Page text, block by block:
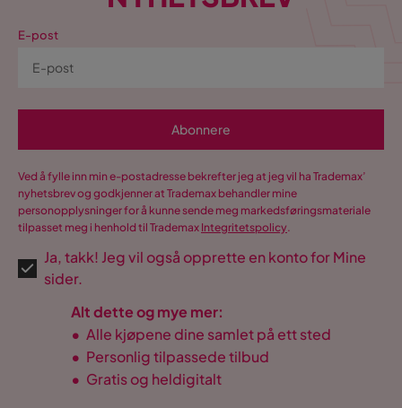
E-post
Abonnere
Ved å fylle inn min e-postadresse bekrefter jeg at jeg vil ha Trademax’
nyhetsbrev og godkjenner at Trademax behandler mine
personopplysninger for å kunne sende meg markedsføringsmateriale
tilpasset meg i henhold til Trademax Integritetspolicy.
Ja, takk! Jeg vil også opprette en konto for Mine
sider.
Alt dette og mye mer:
• Alle kjøpene dine samlet på ett sted
• Personlig tilpassede tilbud
• Gratis og heldigitalt